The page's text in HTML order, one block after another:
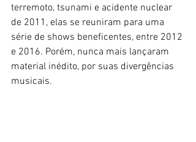
terremoto, tsunami e acidente nuclear
de 2011, elas se reuniram para uma
série de shows beneficentes, entre 2012
e 2016. Porém, nunca mais lançaram
material inédito, por suas divergências
musicais.